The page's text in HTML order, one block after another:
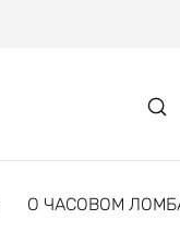
О ЧАСОВОМ